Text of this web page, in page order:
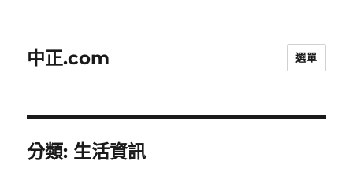
中正.com 選單
分類: 生活資訊